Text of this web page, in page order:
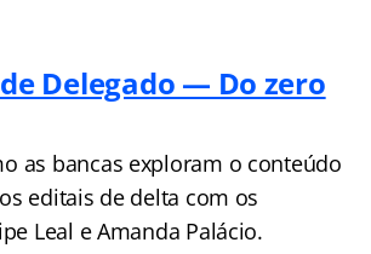
Delegado — Do zero
as bancas exploram o conteúdo
editais de delta com os
Leal e Amanda Palácio.